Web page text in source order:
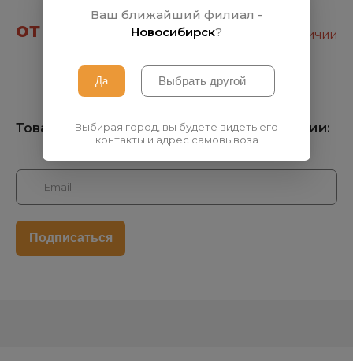
от 19₽ нет в наличии
Товара нет на складе, узнать о поступлении:
Ваш ближайший филиал -
Новосибирск?
Выбирая город, вы будете видеть его
контакты и адрес самовывоза